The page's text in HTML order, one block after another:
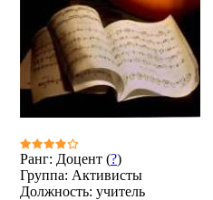
Ранг: Доцент (?)
Группа: Активисты
Должность: учитель